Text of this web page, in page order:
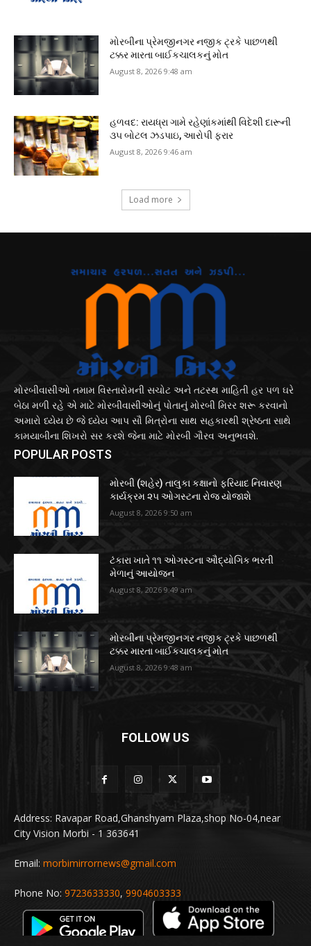
મોરબીના પ્રેમજીનગર નજીક ટ્રકે પાછળથી
ટક્કર મારતા બાઈકચાલકનું મોત
August 8, 2026 9:48 am
હળવદ: રાયધ્રા ગામે રહેણાંકમાંથી વિદેશી દારૂની
૩૫ બોટલ ઝડપાઇ, આરોપી ફરાર
August 8, 2026 9:46 am
Load more
મોરબીવાસીઓ તમામ વિસ્તારોમની સચોટ અને તટસ્થ માહિતી હર પળ ઘરે
બેઠા મળી રહે એ માટે મોરબીવાસીઓનું પોતાનું મોરબી મિરર શરૂ કરવાનો
અમારો ધ્યેય છે જે ધ્યેય આપ સૌ મિત્રોના સાથ સહકારથી શ્રેષ્ઠતા સાથે
કામયાબીના શિખરો સર કરશે જેના માટે મોરબી ગૌરવ અનુભવશે.
POPULAR POSTS
મોરબી (શહેર) તાલુકા કક્ષાનો ફરિયાદ નિવારણ
કાર્યક્રમ ૨૫ ઓગસ્ટના રોજ યોજાશે
August 8, 2026 9:50 am
ટંકારા ખાતે ૧૧ ઓગસ્ટના ઔદ્યોગિક ભરતી
મેળાનું આયોજન
August 8, 2026 9:49 am
મોરબીના પ્રેમજીનગર નજીક ટ્રકે પાછળથી
ટક્કર મારતા બાઈકચાલકનું મોત
August 8, 2026 9:48 am
FOLLOW US
Address: Ravapar Road,Ghanshyam Plaza,shop No-04,near
City Vision Morbi - 1 363641
Email: morbimirrornews@gmail.com
Phone No: 9723633330, 9904603333